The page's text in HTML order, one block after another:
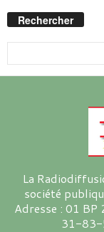
Rechercher
La
société
Adresse : 01
31-83-